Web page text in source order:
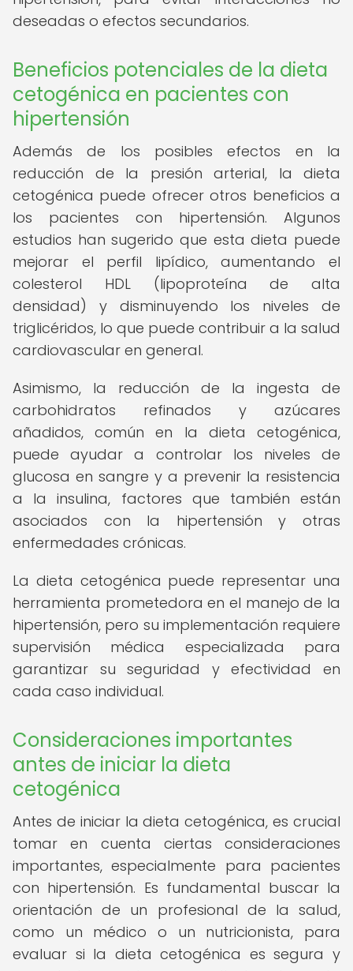
deseadas o efectos secundarios.
Beneficios potenciales de la dieta
cetogénica en pacientes con
hipertensión
Además de los posibles efectos en la
reducción de la presión arterial, la dieta
cetogénica puede ofrecer otros beneficios a
los pacientes con hipertensión. Algunos
estudios han sugerido que esta dieta puede
mejorar el perfil lipídico, aumentando el
colesterol HDL (lipoproteína de alta
densidad) y disminuyendo los niveles de
triglicéridos, lo que puede contribuir a la salud
cardiovascular en general.
Asimismo, la reducción de la ingesta de
carbohidratos refinados y azúcares
añadidos, común en la dieta cetogénica,
puede ayudar a controlar los niveles de
glucosa en sangre y a prevenir la resistencia
a la insulina, factores que también están
asociados con la hipertensión y otras
enfermedades crónicas.
La dieta cetogénica puede representar una
herramienta prometedora en el manejo de la
hipertensión, pero su implementación requiere
supervisión médica especializada para
garantizar su seguridad y efectividad en
cada caso individual.
Consideraciones importantes
antes de iniciar la dieta
cetogénica
Antes de iniciar la dieta cetogénica, es crucial
tomar en cuenta ciertas consideraciones
importantes, especialmente para pacientes
con hipertensión. Es fundamental buscar la
orientación de un profesional de la salud,
como un médico o un nutricionista, para
evaluar si la dieta cetogénica es segura y